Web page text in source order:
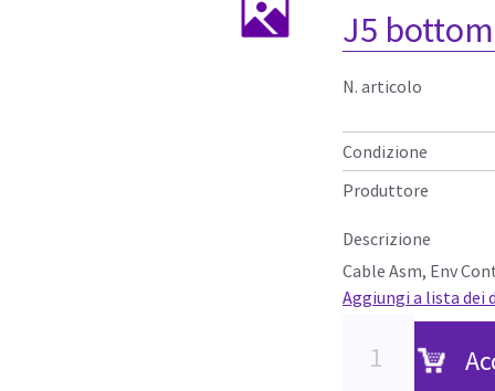
J5
N. articolo
Condizione
Produttore
Descrizione
Cable Asm, Env
Aggiungi a lista dei